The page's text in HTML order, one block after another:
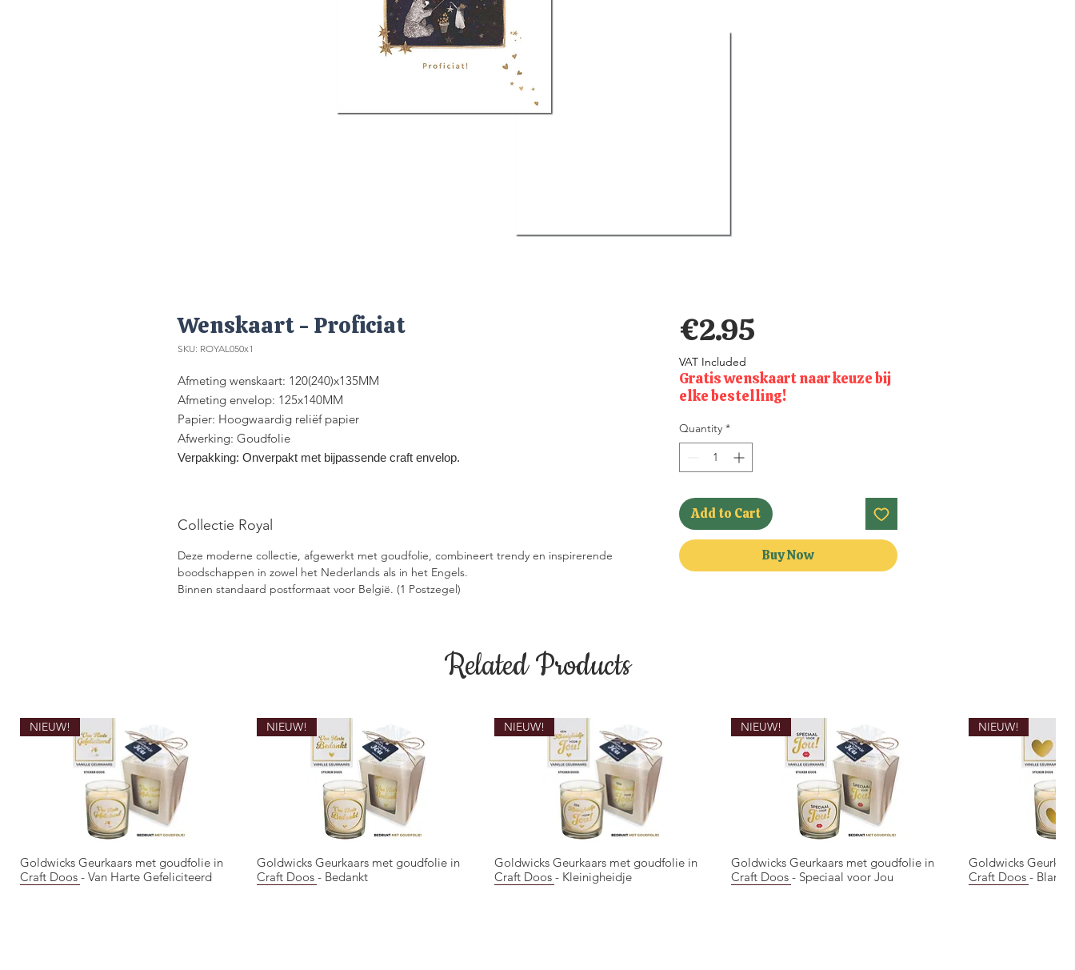
Wenskaart - Proficiat
SKU: ROYAL050x1
Afmeting wenskaart: 120(240)x135MM
Afmeting envelop: 125x140MM
Papier: Hoogwaardig reliëf papier
Afwerking: Goudfolie
Verpakking: Onverpakt met bijpassende craft envelop.
Collectie Royal
Deze moderne collectie, afgewerkt met goudfolie, combineert trendy en inspirerende
boodschappen in zowel het Nederlands als in het Engels.
Binnen standaard postformaat voor België. (1 Postzegel)
€2.95Price
VAT Included
Gratis wenskaart naar keuze bij
elke bestelling!
Quantity *
Add to Cart
Buy Now
Related Products
Quick View
NIEUW!
Goldwicks Geurkaars met goudfolie in
Craft Doos - Van Harte Gefeliciteerd
Quick View
NIEUW!
Goldwicks Geurkaars met goudfolie in
Craft Doos - Bedankt
Quick View
NIEUW!
Goldwicks Geurkaars met goudfolie in
Craft Doos - Kleinigheidje
Quick View
NIEUW!
Goldwicks Geurkaars met goudfolie in
Craft Doos - Speciaal voor Jou
NIEUW!
Goldwicks
Craft Doos -